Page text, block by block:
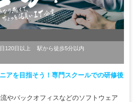
120日以上
駅から徒歩5分以内
アを目指そう！専門スクールでの研修後
やバックオフィスなどのソフトウェア